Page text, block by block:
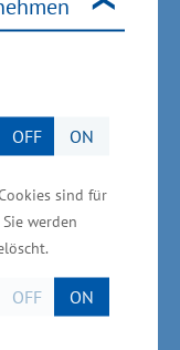
OFF ON
sind für
werden
OFF ON
Infrastruktur
„Wer
zentrale
die
und
muss sie
–